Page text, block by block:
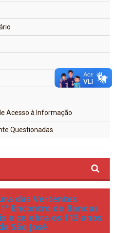
Acesso à Informação
Questionadas
das Vertentes
Encontro de Bandas
e celebra os 113 anos
São José